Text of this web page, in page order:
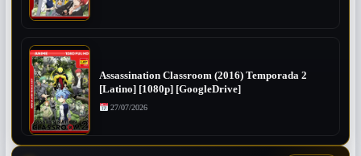
Assassination Classroom (2016) Temporada 2
[Latino] [1080p] [GoogleDrive]
27/07/2026